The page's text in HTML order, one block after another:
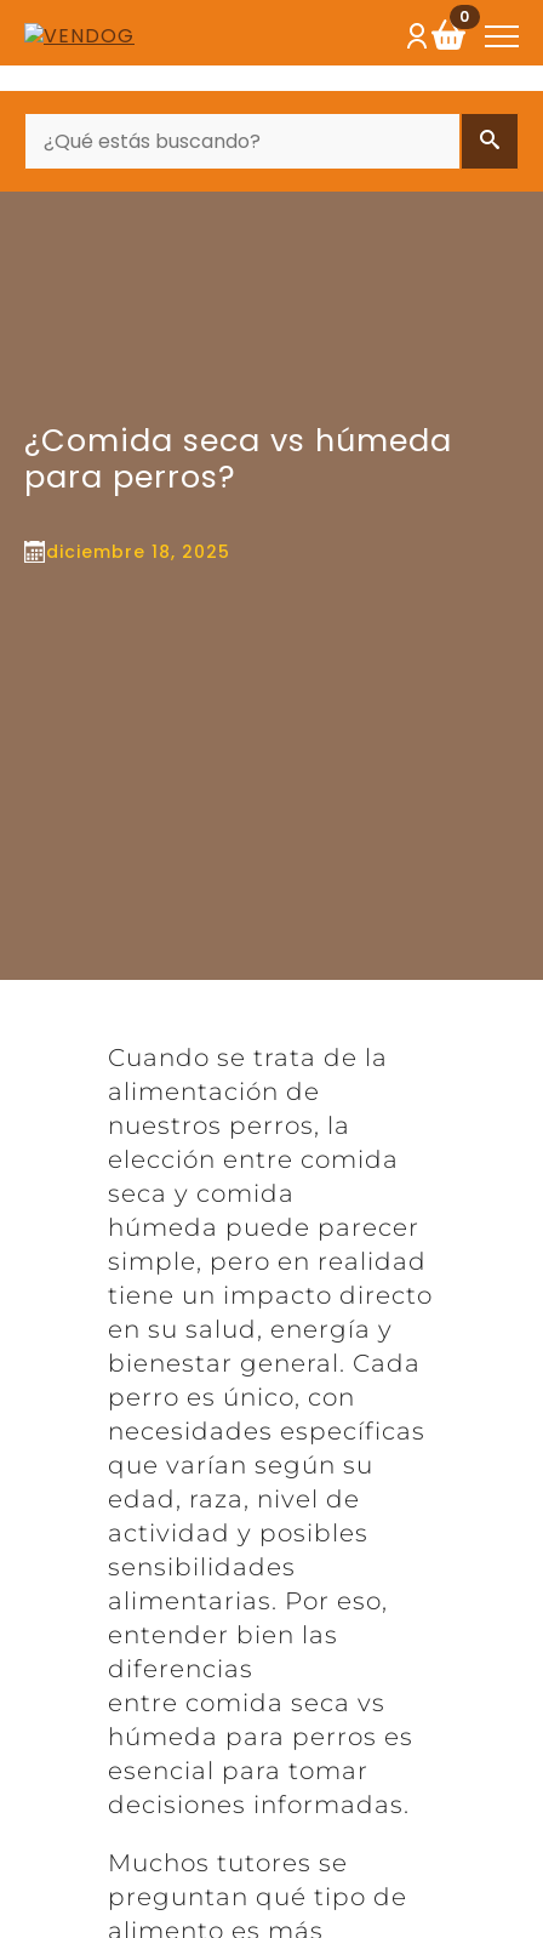
0
¿Comida seca vs húmeda
para perros?
diciembre 18, 2025
Cuando se trata de la
alimentación de
nuestros perros, la
elección entre comida
seca y comida
húmeda puede parecer
simple, pero en realidad
tiene un impacto directo
en su salud, energía y
bienestar general. Cada
perro es único, con
necesidades específicas
que varían según su
edad, raza, nivel de
actividad y posibles
sensibilidades
alimentarias. Por eso,
entender bien las
diferencias
entre comida seca vs
húmeda para perros es
esencial para tomar
decisiones informadas.
Muchos tutores se
preguntan qué tipo de
alimento es más